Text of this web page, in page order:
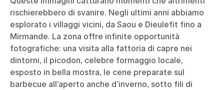
rischierebbero di svanire. Negli ultimi anni abbiamo
esplorato i villaggi vicini, da Saou e Dieulefit fino a
Mirmande. La zona offre infinite opportunità
fotografiche: una visita alla fattoria di capre nei
dintorni, il picodon, celebre formaggio locale,
esposto in bella mostra, le cene preparate sul
barbecue all’aperto anche d’inverno, sotto fili di